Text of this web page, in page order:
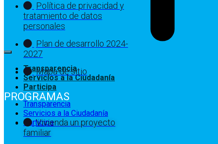
Transparencia
Servicios a la Ciudadanía
Participa
Transparencia
Servicios a la Ciudadanía
Participa
Política de privacidad y
tratamiento de datos
personales
Plan de desarrollo 2024-
2027
Mapa de sitio
PROGRAMAS
Vivienda un proyecto
familiar